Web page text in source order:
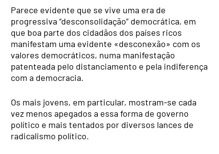
Parece evidente que se vive uma era de
progressiva “desconsolidação” democrática, em
que boa parte dos cidadãos dos países ricos
manifestam uma evidente «desconexão» com os
valores democráticos, numa manifestação
patenteada pelo distanciamento e pela indiferença
com a democracia.
Os mais jovens, em particular, mostram-se cada
vez menos apegados a essa forma de governo
político e mais tentados por diversos lances de
radicalismo político.